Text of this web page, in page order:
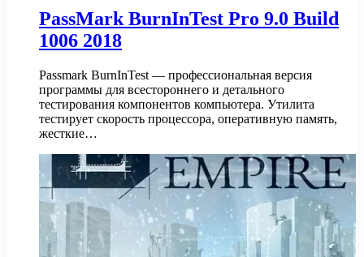
PassMark BurnInTest Pro 9.0 Build
1006 2018
Passmark BurnInTest — профессиональная версия
программы для всестороннего и детального
тестирования компонентов компьютера. Утилита
тестирует скорость процессора, оперативную память,
жесткие…